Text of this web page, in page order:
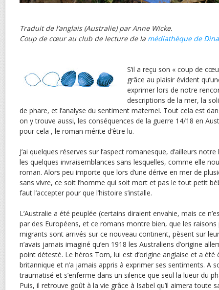
Traduit de l’anglais (Australie) par Anne Wicke.
Coup de cœur au club de lecture de la médiathèque de
S’il a reçu son « coup de
grâce au plaisir évident
exprimer lors de notre
descriptions de la mer, la
de phare, et l’analyse du sentiment maternel. Tout cela est
on y trouve aussi, les conséquences de la guerre 14/18 en
pour cela , le roman mérite d’être lu.
J’ai quelques réserves sur l’aspect romanesque, d’ailleurs
les quelques invraisemblances sans lesquelles, comme elle
roman. Alors peu importe que lors d’une dérive en mer de
sans vivre, ce soit l’homme qui soit mort et pas le tout petit
faut l’accepter pour que l’histoire s’installe.
L’Australie a été peuplée (certains diraient envahie, mais ce
par des Européens, et ce romans montre bien, que les raisons
migrants sont arrivés sur ce nouveau continent, pèsent sur
n’avais jamais imaginé qu’en 1918 les Australiens d’origine
point détesté. Le héros Tom, lui est d’origine anglaise et a
britannique et n’a jamais appris à exprimer ses sentiments. A
traumatisé et s’enferme dans un silence que seul la lueur du
Puis, il retrouve goût à la vie grâce à Isabel qu’il aimera toute